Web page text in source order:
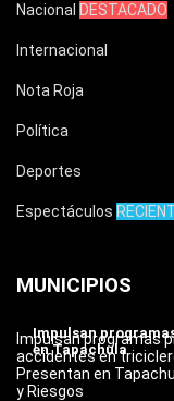
Nacional DESTACADO
Internacional
Nota Roja
Política
Deportes
Espectáculos
MUNICIPIOS
Impulsan
en Tapachula
Impulsan programas
accidentes en
Presentan en
y Riesgos